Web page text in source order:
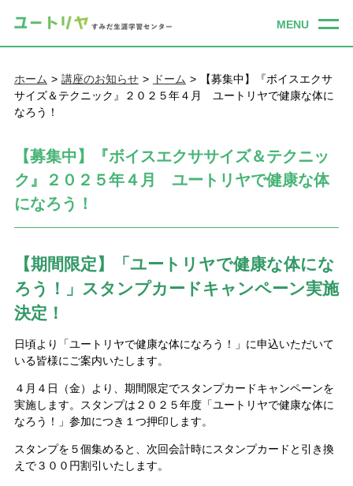
ホーム 講座のお知らせ ドーム
【募集中】『ボイスエクサ
サイズ＆テクニック』２０２５年４月 ユートリヤで健康な体に
なろう！
【募集中】『ボイスエクササイズ＆テクニッ
ク』２０２５年４月 ユートリヤで健康な体
になろう！
【期間限定】「ユートリヤで健康な体にな
ろう！」スタンプカードキャンペーン実施
決定！
日頃より「ユートリヤで健康な体になろう！」に申込いただいて
いる皆様にご案内いたします。
４月４日（金）より、期間限定でスタンプカードキャンペーンを
実施します。スタンプは２０２５年度「ユートリヤで健康な体に
なろう！」参加につき１つ押印します。
スタンプを５個集めると、次回会計時にスタンプカードと引き換
えで３００円割引いたします。